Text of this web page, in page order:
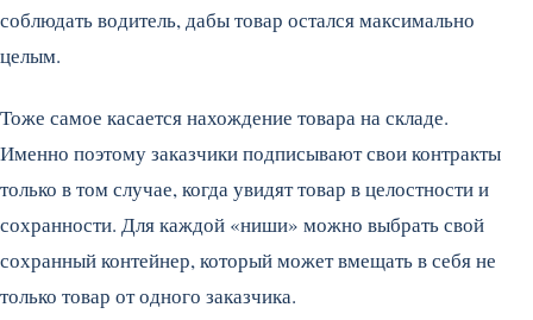
соблюдать водитель, дабы товар остался максимально
целым.
Тоже самое касается нахождение товара на складе.
Именно поэтому заказчики подписывают свои контракты
только в том случае, когда увидят товар в целостности и
сохранности. Для каждой «ниши» можно выбрать свой
сохранный контейнер, который может вмещать в себя не
только товар от одного заказчика.